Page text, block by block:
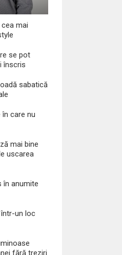
mai
se pot
înscris
sabatică
care nu
mai bine
uscarea
în anumite
un loc
fără treziri